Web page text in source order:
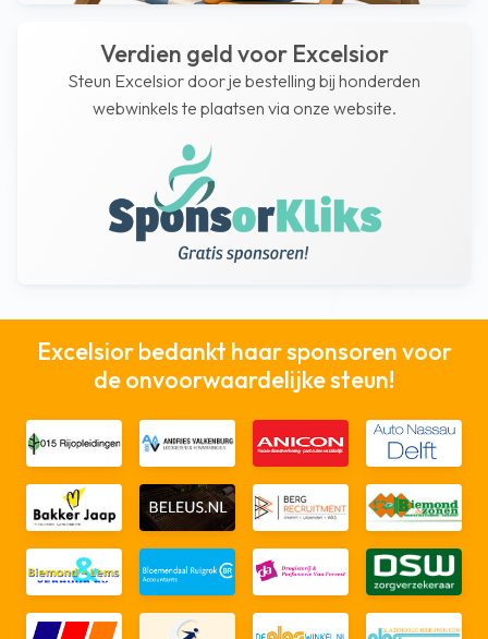
Verdien geld voor Excelsior
Steun Excelsior door je bestelling bij honderden
webwinkels te plaatsen via onze website.
Excelsior bedankt haar sponsoren voor
de onvoorwaardelijke steun!